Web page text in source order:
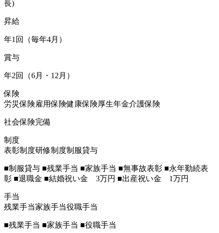
長)
昇給
年1回（毎年4月）
賞与
年2回（6月・12月）
保険
労災保険雇用保険健康保険厚生年金介護保険
社会保険完備
制度
表彰制度研修制度制服貸与
■制服貸与 ■残業手当 ■家族手当 ■無事故表彰 ■永年勤続表
彰 ■退職金 ■結婚祝い金 3万円 ■出産祝い金 1万円
手当
残業手当家族手当役職手当
■残業手当 ■家族手当 ■役職手当